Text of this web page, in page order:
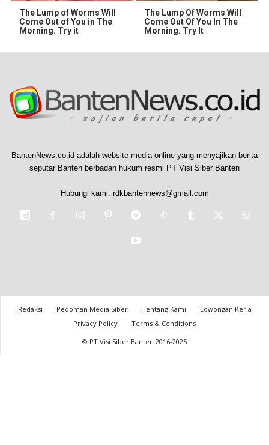
The Lump of Worms Will
Come Out of You in The
Morning. Try it
The Lump Of Worms Will
Come Out Of You In The
Morning. Try It
BantenNews.co.id adalah website media online yang menyajikan berita
seputar Banten berbadan hukum resmi PT Visi Siber Banten
Hubungi kami: rdkbantennews@gmail.com
Redaksi Pedoman Media Siber Tentang Kami
Lowongan Kerja
Privacy Policy
Terms & Conditions
© PT Visi Siber Banten 2016-2025